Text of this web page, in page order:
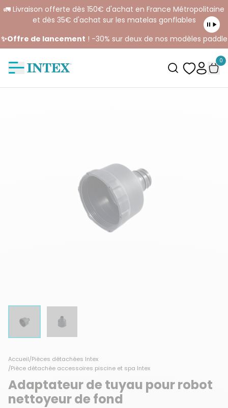
🚛 Livraison offerte dès 150€ d'achat en France Métropolitaine
et dès 35€ d'achat sur les matelas gonflables
✨Offre de lancement ! -30% sur deux de nos modèles paddle
0
Accueil/Pièces détachées Intex
/Pièce détachée accessoires piscine et spa Intex
Adaptateur de tuyau pour robot
nettoyeur de fond